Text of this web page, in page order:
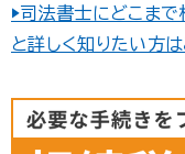
ておくと押
手続きを行
続人が合意
が必要とな
▶司法書士にどこまで
と詳しく知りたい方